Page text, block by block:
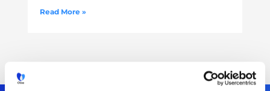
Read More »